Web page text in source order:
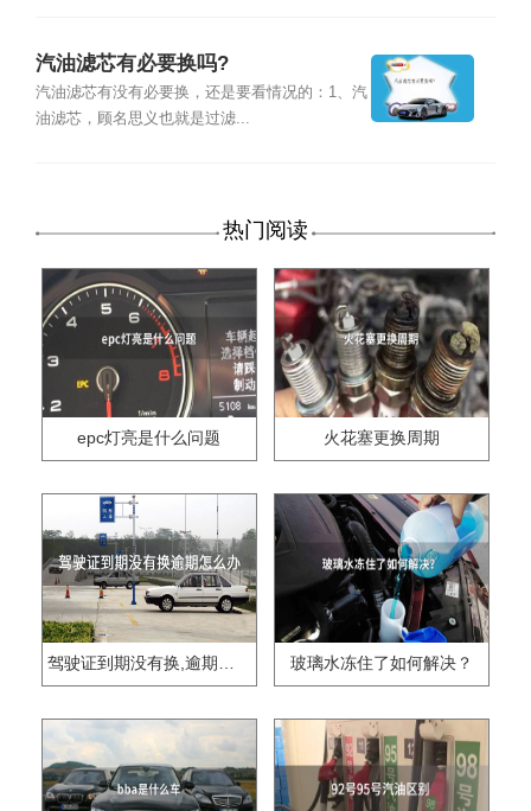
汽油滤芯有必要换吗?
汽油滤芯有没有必要换，还是要看情况的：1、汽
油滤芯，顾名思义也就是过滤...
热门阅读
epc灯亮是什么问题 火花塞更换周期
驾驶证到期没有换,逾期怎么办?? 玻璃水冻住了如何解决？